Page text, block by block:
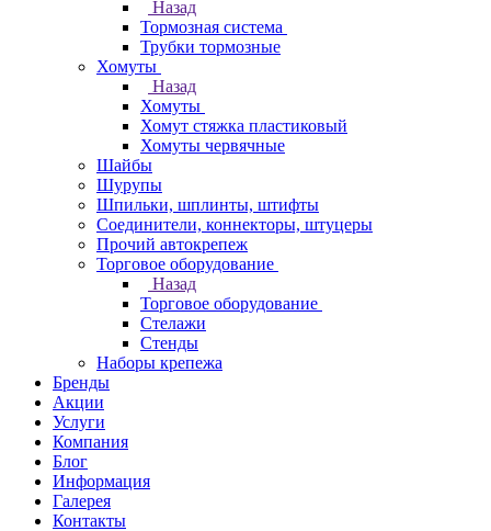
Назад
Тормозная система
Трубки тормозные
Хомуты
Назад
Хомуты
Хомут стяжка пластиковый
Хомуты червячные
Шайбы
Шурупы
Шпильки, шплинты, штифты
Соединители, коннекторы, штуцеры
Прочий автокрепеж
Торговое оборудование
Назад
Торговое оборудование
Стелажи
Стенды
Наборы крепежа
Бренды
Акции
Услуги
Компания
Блог
Информация
Галерея
Контакты